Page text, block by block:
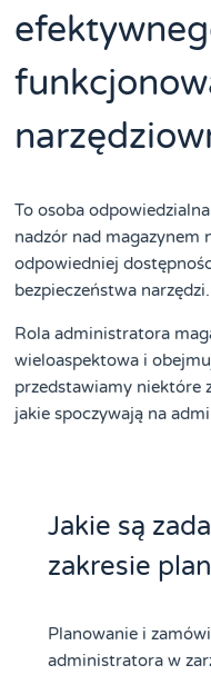
To osoba
nadzór nad magazynem
odpowiedniej
bezpieczeństwa narzędzi.
Rola administratora
wieloaspektowa i
przedstawiamy niektóre
jakie spoczywają na
Jakie są
zakresie
Planowanie i
administratora w